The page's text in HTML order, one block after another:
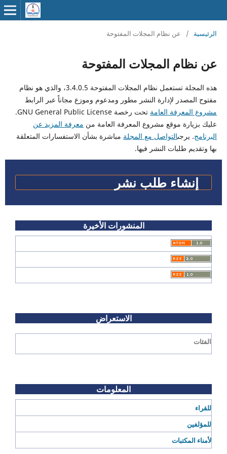
الرئيسية / عن نظام المجلات المفتوحة
عن نظام المجلات المفتوحة
هذه المجلة تستعمل نظام المجلات المفتوحة 3.4.0.5، والذي هو نظام
مفتوح المصدر لإدارة النشر مطور ومدعوم وموزع مجاناً عبر الرابط
مشروع المعرفة العامة
تحت رخصة GNU General Public License.
عليك بزيارة موقع مشروع المعرفة العامة من معرفة المزيد عن
البرنامج. يرجىالتواصل مع المجلة مباشرة بشأن الاستفسارات المتعلقة
بها وتقديم طلبات النشر فيها.
إنشاء طلب نشر
المنشورات الأخيرة
الاستعراض
الفئات
المعلومات
للقراء
للمؤلفين
لأمناء المكتبات